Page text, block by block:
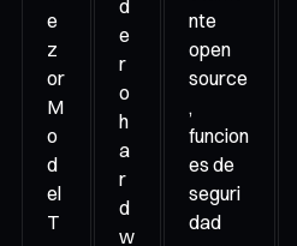
e
z
or
M
o
d
el
T
d
e
r
o
h
a
r
d
w
nte
open
source
,
funcion
es de
seguri
dad